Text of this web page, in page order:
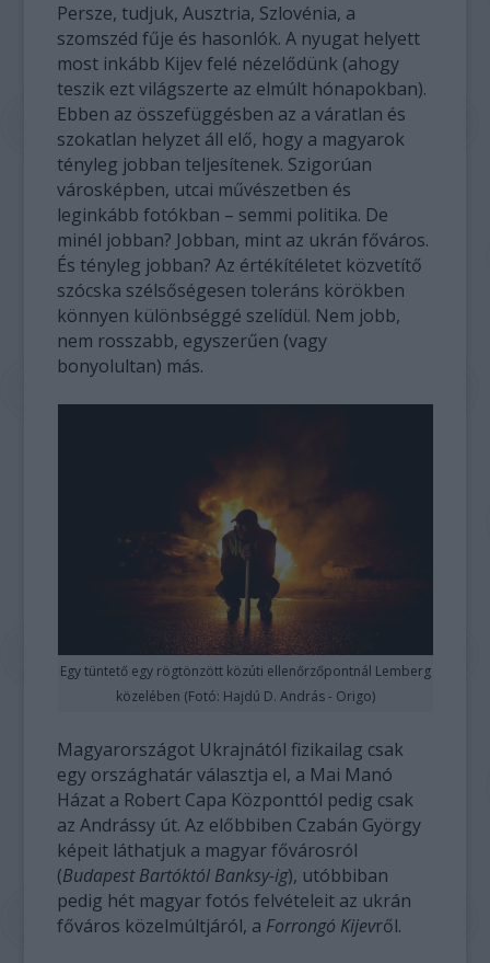
Persze, tudjuk, Ausztria, Szlovénia, a
szomszéd fűje és hasonlók. A nyugat helyett
most inkább Kijev felé nézelődünk (ahogy
teszik ezt világszerte az elmúlt hónapokban).
Ebben az összefüggésben az a váratlan és
szokatlan helyzet áll elő, hogy a magyarok
tényleg jobban teljesítenek. Szigorúan
városképben, utcai művészetben és
leginkább fotókban – semmi politika. De
minél jobban? Jobban, mint az ukrán főváros.
És tényleg jobban? Az értékítéletet közvetítő
szócska szélsőségesen toleráns körökben
könnyen különbséggé szelídül. Nem jobb,
nem rosszabb, egyszerűen (vagy
bonyolultan) más.
Egy tüntető egy rögtönzött közúti ellenőrzőpontnál Lemberg
közelében (Fotó: Hajdú D. András - Origo)
Magyarországot Ukrajnától fizikailag csak
egy országhatár választja el, a Mai Manó
Házat a Robert Capa Központtól pedig csak
az Andrássy út. Az előbbiben Czabán György
képeit láthatjuk a magyar fővárosról
(Budapest Bartóktól Banksy-ig), utóbbiban
pedig hét magyar fotós felvételeit az ukrán
főváros közelmúltjáról, a Forrongó Kijevről.